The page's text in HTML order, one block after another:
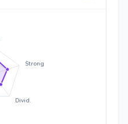
Strong
Divid.